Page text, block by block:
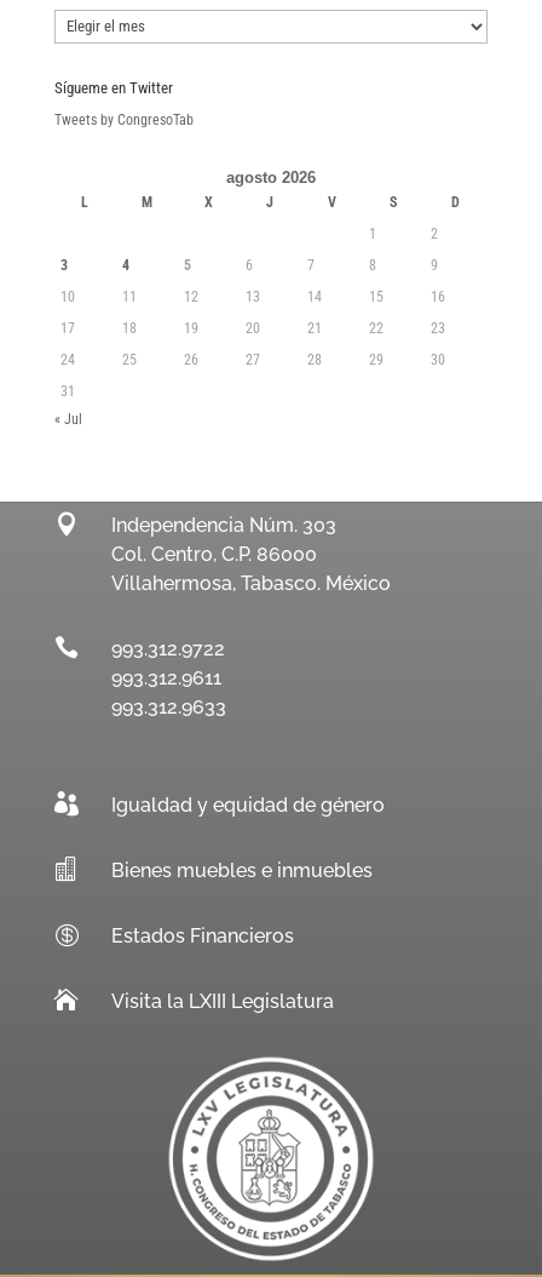
Boletines
Sígueme en Twitter
Tweets by CongresoTab
agosto 2026
L M X J V S
D
1
2
3
4 5 6 7 8
9
10
11 12 13 14 15
16
17
18 19 20 21 22
23
24
25 26 27 28 29
30
31
« Jul

Independencia Núm. 303
Col. Centro, C.P. 86000
Villahermosa, Tabasco. México

993.312.9722
993.312.9611
993.312.9633
 Igualdad y equidad de género
 Bienes muebles e inmuebles
 Estados Financieros
 Visita la LXIII Legislatura